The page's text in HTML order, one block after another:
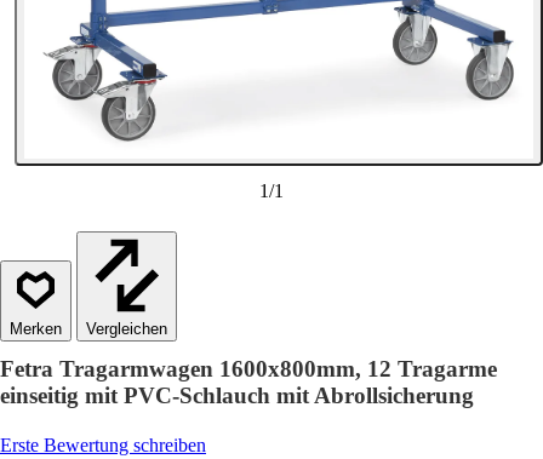
1/1
Vergleichen
Fetra Tragarmwagen 1600x800mm, 12 Tragarme
einseitig mit PVC-Schlauch mit Abrollsicherung
Erste Bewertung schreiben